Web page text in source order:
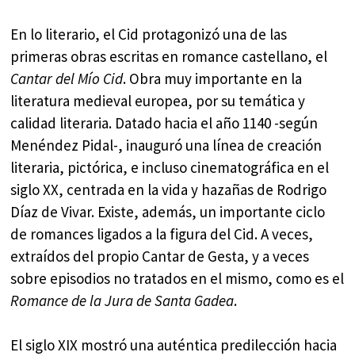
En lo literario, el Cid protagonizó una de las
primeras obras escritas en romance castellano, el
Cantar del Mío Cid. Obra muy importante en la
literatura medieval europea, por su temática y
calidad literaria. Datado hacia el año 1140 -según
Menéndez Pidal-, inauguró una línea de creación
literaria, pictórica, e incluso cinematográfica en el
siglo XX, centrada en la vida y hazañas de Rodrigo
Díaz de Vivar. Existe, además, un importante ciclo
de romances ligados a la figura del Cid. A veces,
extraídos del propio Cantar de Gesta, y a veces
sobre episodios no tratados en el mismo, como es el
Romance de la Jura de Santa Gadea.
El siglo XIX mostró una auténtica predilección hacia